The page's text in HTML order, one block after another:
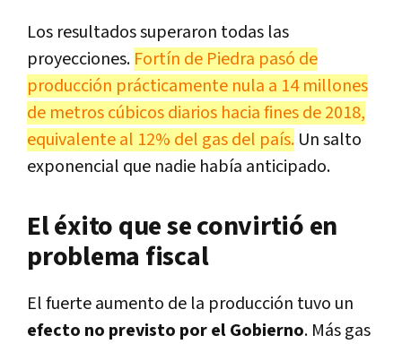
Los resultados superaron todas las
proyecciones. Fortín de Piedra pasó de
producción prácticamente nula a 14 millones
de metros cúbicos diarios hacia fines de 2018,
equivalente al 12% del gas del país. Un salto
exponencial que nadie había anticipado.
El éxito que se convirtió en
problema fiscal
El fuerte aumento de la producción tuvo un
efecto no previsto por el Gobierno. Más gas